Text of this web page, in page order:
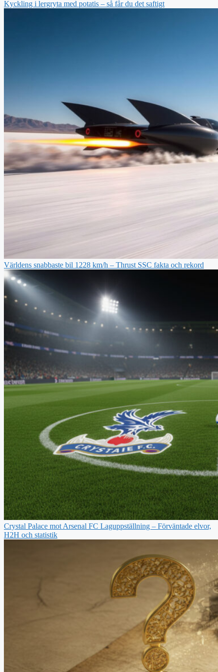
Kyckling i lergryta med potatis – så får du det saftigt
Världens snabbaste bil 1228 km/h – Thrust SSC fakta och rekord
Crystal Palace mot Arsenal FC Laguppställning – Förväntade elvor,
H2H och statistik